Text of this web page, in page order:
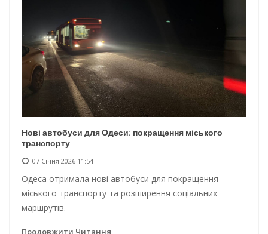
Нові автобуси для Одеси: покращення міського
транспорту
07 Січня 2026 11:54
Одеса отримала нові автобуси для покращення
міського транспорту та розширення соціальних
маршрутів.
Продовжити Читання